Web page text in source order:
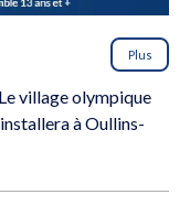
Plus
village olympique
à Oullins-